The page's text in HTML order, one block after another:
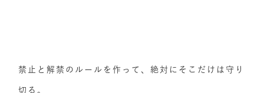
禁止と解禁のルールを作って、絶対にそこだけは守り
切る。